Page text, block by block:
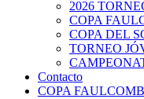
2026
COPA
COPA DEL
TORNEO
Contacto
COPA